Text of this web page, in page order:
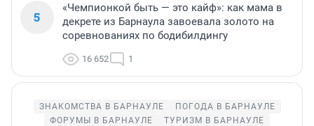
5
«Чемпионкой быть — это кайф»: как мама в
декрете из Барнаула завоевала золото на
соревнованиях по бодибилдингу
16 652 1
ЗНАКОМСТВА В БАРНАУЛЕ
ПОГОДА В БАРНАУЛЕ
ФОРУМЫ В БАРНАУЛЕ
ТУРИЗМ В БАРНАУЛЕ